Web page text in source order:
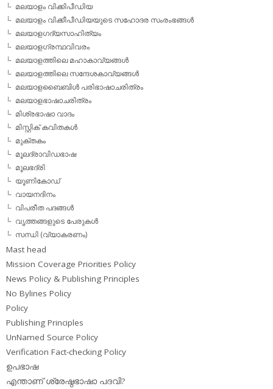
മലയാളം വിക്കിപീഡിയ
മലയാളം വിക്കീപീഡിയയുടെ സഹോദര സംരംഭങ്ങള്‍
മലയാളഗദ്യസാഹിത്യം
മലയാളഗ്രന്ഥവിവരം
മലയാളത്തിലെ മഹാകാവ്യങ്ങള്‍
മലയാളത്തിലെ സന്ദേശകാവ്യങ്ങള്‍
മലയാളബൈബിള്‍ പരിഭാഷാചരിത്രം
മലയാളഭാഷാചരിത്രം
മിശ്രഭാഷാ വാദം
മിസ്റ്റിക് കവിതകള്‍
മുക്തകം
മൂലദ്രാവിഡഭാഷ
മൂലഭദ്രി
യൂണികോഡ്
വായനദിനം
വിപരീത പദങ്ങള്‍
വൃത്തങ്ങളുടെ പേരുകള്‍
സന്ധി (വ്യാകരണം)
Mast head
Mission Coverage Priorities Policy
News Policy & Publishing Principles
No Bylines Policy
Policy
Publishing Principles
UnNamed Source Policy
Verification Fact-checking Policy
ഉപഭാഷ
എന്താണ് ശ്രേഷ്ഠഭാഷാ പദവി?